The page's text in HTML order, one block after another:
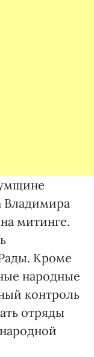
Владимира
митинге.
Кроме
народные
контроль
отряды